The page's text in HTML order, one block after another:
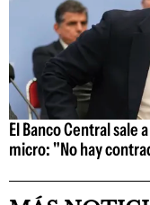
El Banco Central sale
micro: "No hay